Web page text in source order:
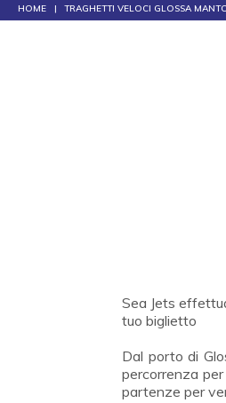
HOME TRAGHETTI VELOCI GLOSSA
Sea Jets
tuo biglietto
Dal porto di
percorrenza
partenze per